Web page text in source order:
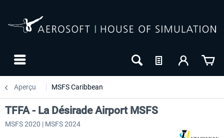
Aperçu MSFS Caribbean
TFFA - La Désirade Airport MSFS
MSFS 2020 | MSFS 2024